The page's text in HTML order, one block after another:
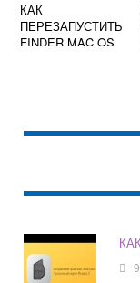
КАК
ПЕРЕЗАПУСТИТЬ
FINDER MAC OS